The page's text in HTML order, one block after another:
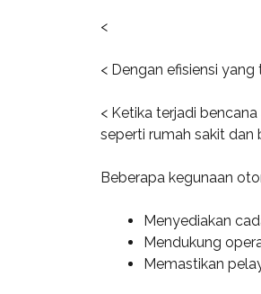
<
< Dengan efisiensi
< Ketika terjadi
seperti rumah sakit dan
Beberapa kegunaan
Menyediakan
Mendukung
Memastikan